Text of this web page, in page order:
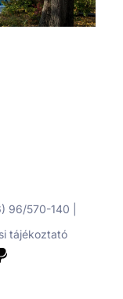
96/570-140 |
tájékoztató